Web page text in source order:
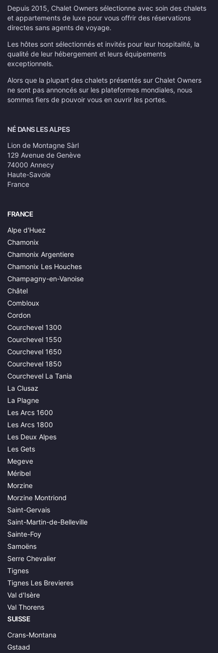
Depuis 2015, Chalet Owners sélectionne avec soin des chalets
et appartements de luxe pour vous offrir des réservations
directes sans agents de voyage.
Les hôtes sont sélectionnés et invités pour leur hospitalité, la
qualité de leur hébergement et leurs équipements
exceptionnels.
Alors que la plupart des chalets présentés sur Chalet Owners
ne sont pas annoncés sur les plateformes mondiales, nous
sommes fiers de pouvoir vous en ouvrir les portes.
NÉ DANS LES ALPES
Lion de Montagne Sàrl
129 Avenue de Genève
74000 Annecy
Haute-Savoie
France
FRANCE
Alpe d'Huez
Chamonix
Chamonix Argentiere
Chamonix Les Houches
Champagny-en-Vanoise
Châtel
Combloux
Cordon
Courchevel 1300
Courchevel 1550
Courchevel 1650
Courchevel 1850
Courchevel La Tania
La Clusaz
La Plagne
Les Arcs 1600
Les Arcs 1800
Les Deux Alpes
Les Gets
Megeve
Méribel
Morzine
Morzine Montriond
Saint-Gervais
Saint-Martin-de-Belleville
Sainte-Foy
Samoëns
Serre Chevalier
Tignes
Tignes Les Brevieres
Val d'Isère
Val Thorens
SUISSE
Crans-Montana
Gstaad